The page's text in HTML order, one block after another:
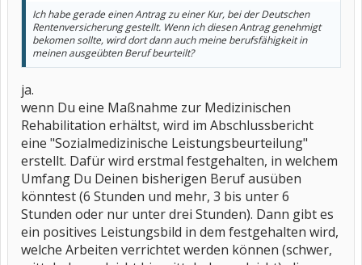
Ich habe gerade einen Antrag zu einer Kur, bei der Deutschen
Rentenversicherung gestellt. Wenn ich diesen Antrag genehmigt
bekomen sollte, wird dort dann auch meine berufsfähigkeit in
meinen ausgeübten Beruf beurteilt?
ja.
wenn Du eine Maßnahme zur Medizinischen
Rehabilitation erhältst, wird im Abschlussbericht
eine "Sozialmedizinische Leistungsbeurteilung"
erstellt. Dafür wird erstmal festgehalten, in welchem
Umfang Du Deinen bisherigen Beruf ausüben
könntest (6 Stunden und mehr, 3 bis unter 6
Stunden oder nur unter drei Stunden). Dann gibt es
ein positives Leistungsbild in dem festgehalten wird,
welche Arbeiten verrichtet werden können (schwer,